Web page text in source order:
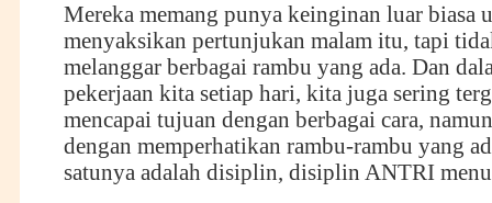
Mereka memang punya keinginan luar biasa
menyaksikan pertunjukan malam itu, tapi
melanggar berbagai rambu yang ada. Dan
pekerjaan kita setiap hari, kita juga sering
mencapai tujuan dengan berbagai cara,
dengan memperhatikan rambu-rambu yang
satunya adalah disiplin, disiplin ANTRI